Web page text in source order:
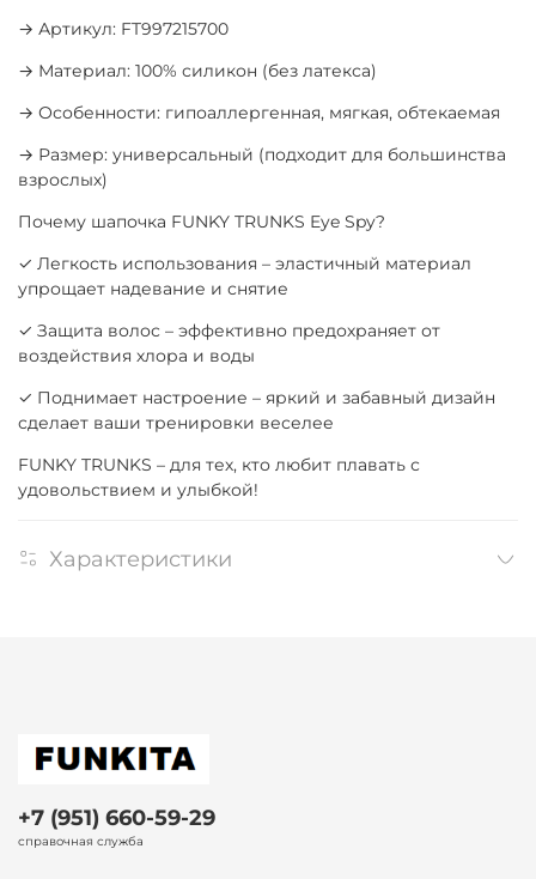
→ Артикул: FT997215700
→ Материал: 100% силикон (без латекса)
→ Особенности: гипоаллергенная, мягкая, обтекаемая
→ Размер: универсальный (подходит для большинства
взрослых)
Почему шапочка FUNKY TRUNKS Eye Spy?
✓ Легкость использования – эластичный материал
упрощает надевание и снятие
✓ Защита волос – эффективно предохраняет от
воздействия хлора и воды
✓ Поднимает настроение – яркий и забавный дизайн
сделает ваши тренировки веселее
FUNKY TRUNKS – для тех, кто любит плавать с
удовольствием и улыбкой!
Характеристики
+7 (951) 660-59-29
справочная служба